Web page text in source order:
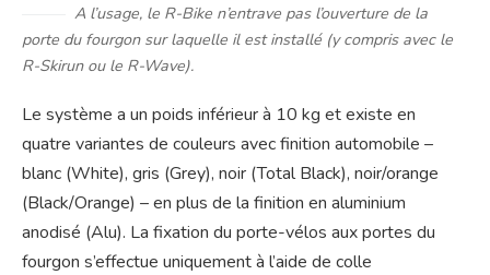
A l’usage, le R-Bike n’entrave pas l’ouverture de la
porte du fourgon sur laquelle il est installé (y compris avec le
R-Skirun ou le R-Wave).
Le système a un poids inférieur à 10 kg et existe en
quatre variantes de couleurs avec finition automobile –
blanc (White), gris (Grey), noir (Total Black), noir/orange
(Black/Orange) – en plus de la finition en aluminium
anodisé (Alu). La fixation du porte-vélos aux portes du
fourgon s’effectue uniquement à l’aide de colle